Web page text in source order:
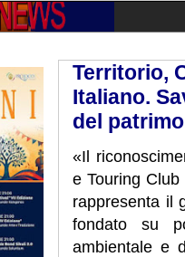
Territorio,
Italiano.
del
«Il
e Touring
rappresenta il
fondato su
ambientale e